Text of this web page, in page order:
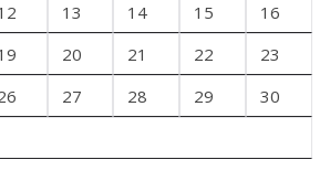
13 14 15
16
20 21 22
23
27 28 29
30